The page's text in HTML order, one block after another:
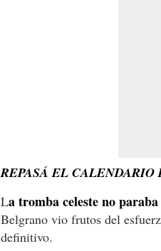
REPASÁ EL
La tromba celeste no
Belgrano vio frutos del
definitivo.